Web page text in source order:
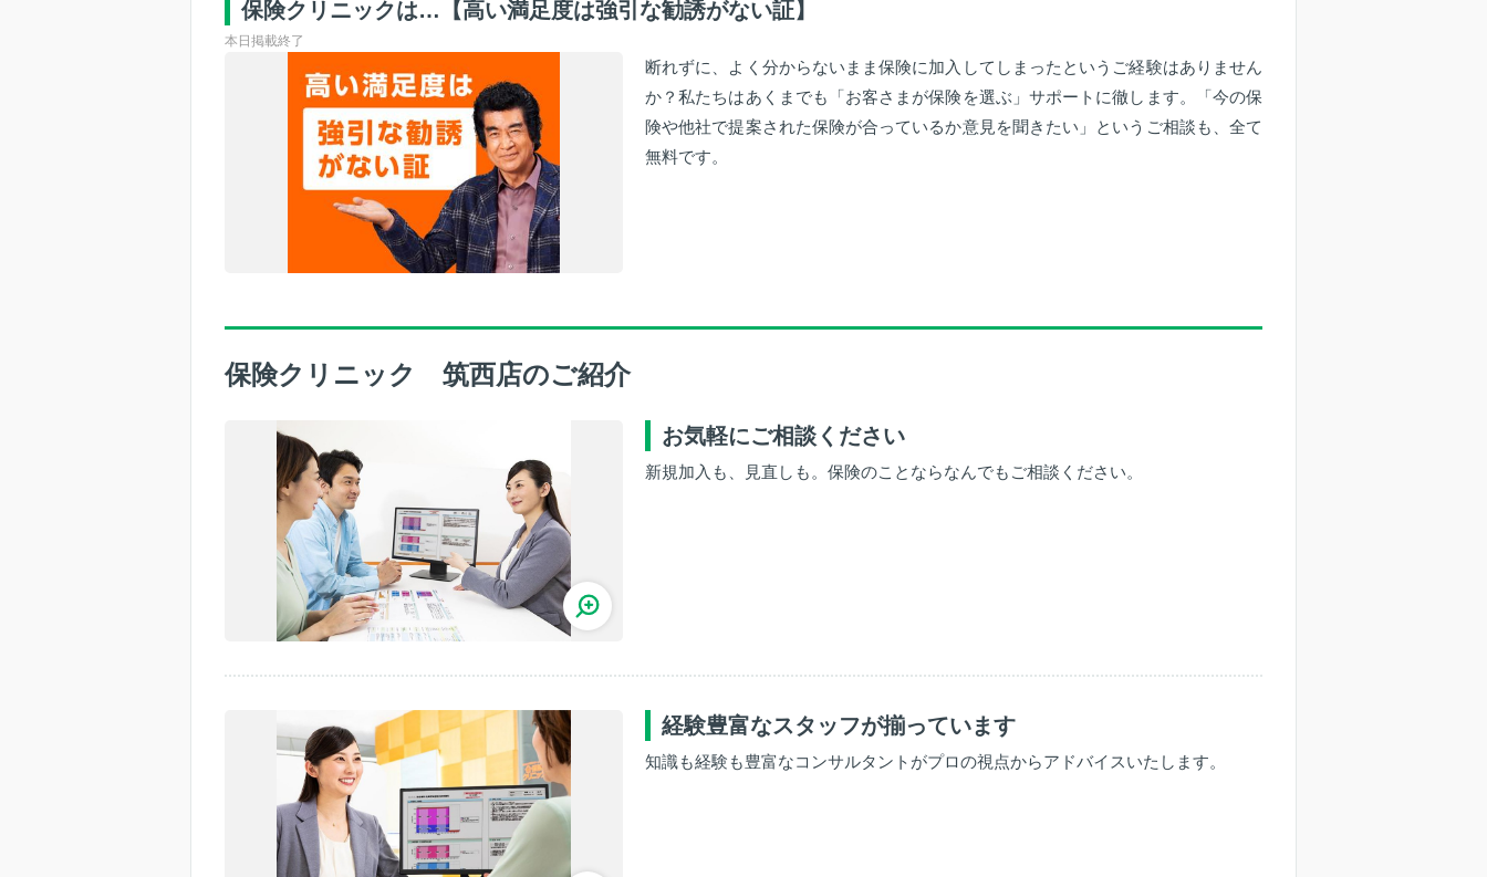
保険クリニックは…【高い満足度は強引な勧誘がない証】
本日掲載終了
断れずに、よく分からないまま保険に加入してしまったというご経験はありません
か？私たちはあくまでも「お客さまが保険を選ぶ」サポートに徹します。「今の保
険や他社で提案された保険が合っているか意見を聞きたい」というご相談も、全て
無料です。
保険クリニック 筑西店のご紹介
お気軽にご相談ください
新規加入も、見直しも。保険のことならなんでもご相談ください。
経験豊富なスタッフが揃っています
知識も経験も豊富なコンサルタントがプロの視点からアドバイスいたします。